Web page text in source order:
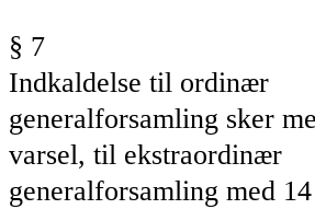
§ 7
Indkaldelse til ordinær
generalforsamling sker
varsel, til ekstraordinær
generalforsamling med